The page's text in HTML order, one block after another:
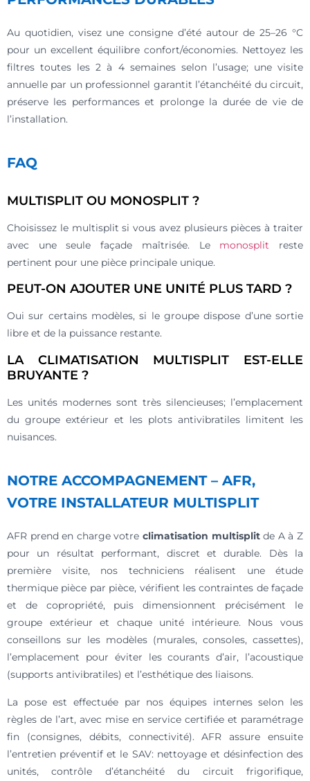
Au quotidien, visez une consigne d’été autour de 25–26 °C
pour un excellent équilibre confort/économies. Nettoyez les
filtres toutes les 2 à 4 semaines selon l’usage; une visite
annuelle par un professionnel garantit l’étanchéité du circuit,
préserve les performances et prolonge la durée de vie de
l’installation.
FAQ
MULTISPLIT OU MONOSPLIT ?
Choisissez le multisplit si vous avez plusieurs pièces à traiter
avec une seule façade maîtrisée. Le monosplit reste
pertinent pour une pièce principale unique.
PEUT-ON AJOUTER UNE UNITÉ PLUS TARD ?
Oui sur certains modèles, si le groupe dispose d’une sortie
libre et de la puissance restante.
LA CLIMATISATION MULTISPLIT EST-ELLE
BRUYANTE ?
Les unités modernes sont très silencieuses; l’emplacement
du groupe extérieur et les plots antivibratiles limitent les
nuisances.
NOTRE ACCOMPAGNEMENT – AFR,
VOTRE INSTALLATEUR MULTISPLIT
AFR prend en charge votre climatisation multisplitde A à Z
pour un résultat performant, discret et durable. Dès la
première visite, nos techniciens réalisent une étude
thermique pièce par pièce, vérifient les contraintes de façade
et de copropriété, puis dimensionnent précisément le
groupe extérieur et chaque unité intérieure. Nous vous
conseillons sur les modèles (murales, consoles, cassettes),
l’emplacement pour éviter les courants d’air, l’acoustique
(supports antivibratiles) et l’esthétique des liaisons.
La pose est effectuée par nos équipes internes selon les
règles de l’art, avec mise en service certifiée et paramétrage
fin (consignes, débits, connectivité). AFR assure ensuite
l’entretien préventif et le SAV: nettoyage et désinfection des
unités, contrôle d’étanchéité du circuit frigorifique,